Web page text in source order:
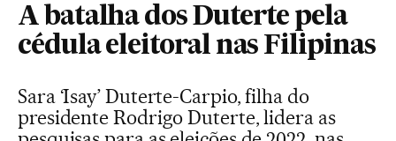
A batalha dos Duterte pela
cédula eleitoral nas Filipinas
Sara ‘Isay’ Duterte-Carpio, filha do
presidente Rodrigo Duterte, lidera as